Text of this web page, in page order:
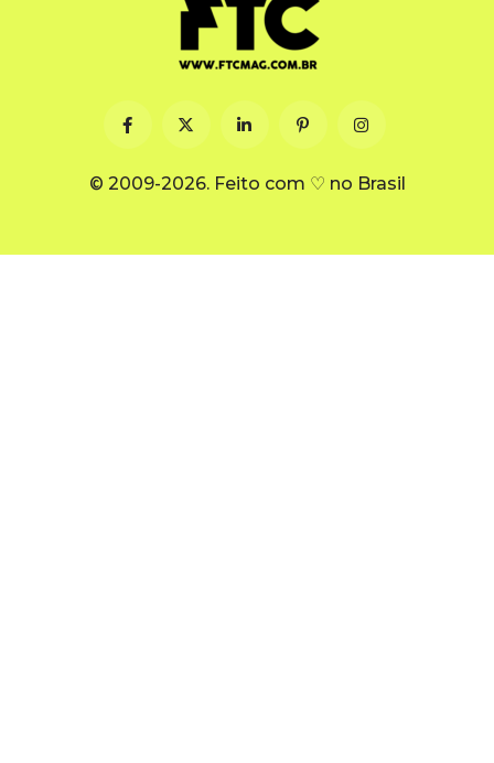
© 2009-2026. Feito com ♡ no Brasil